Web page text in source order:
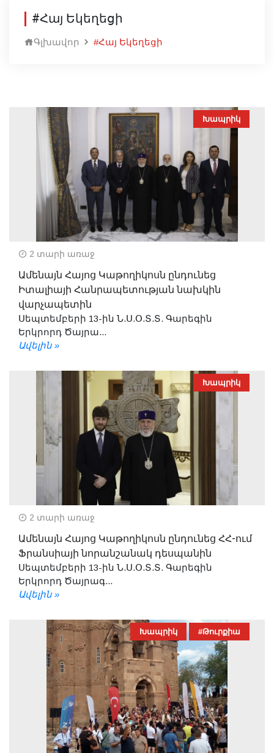
#Հայ Եկեղեցի
Գլխավոր #Հայ Եկեղեցի
Խապրիկ
2 տարի առաջ
Ամենայն Հայոց Կաթողիկոսն ընդունեց
Իտալիայի Հանրապետության նախկին
վարչապետին
Սեպտեմբերի 13-ին Ն.Ս.Օ.Տ.Տ. Գարեգին
Երկրորդ Ծայրա...
Ավելին »
Խապրիկ
2 տարի առաջ
Ամենայն Հայոց Կաթողիկոսն ընդունեց ՀՀ-ում
Ֆրանսիայի նորանշանակ դեսպանին
Սեպտեմբերի 13-ին Ն.Ս.Օ.Տ.Տ. Գարեգին
Երկրորդ Ծայրագ...
Ավելին »
Խապրիկ #Թուրքիա